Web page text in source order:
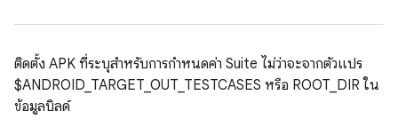
ติดตั้ง APK ที่ระบุสำหรับการกำหนดค่า Suite ไม่ว่าจะจากตัวแปร
$ANDROID_TARGET_OUT_TESTCASES หรือ ROOT_DIR ใน
ข้อมูลบิลด์